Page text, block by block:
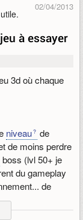
02/04/2013
à essayer
3d où chaque
niveau
de
de moins perdre
boss (lvl 50+ je
du gameplay
de
avoir un ultimate
Bref, c'est